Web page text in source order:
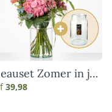
Zomer in je
39,98